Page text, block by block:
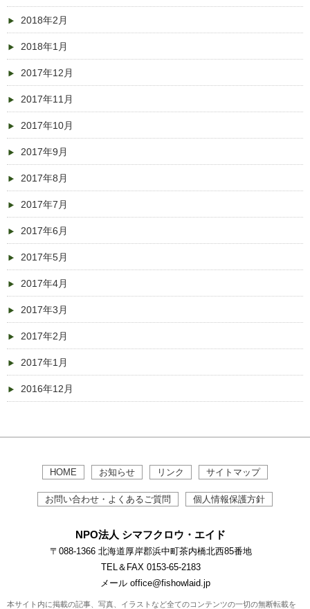
2018年2月
2018年1月
2017年12月
2017年11月
2017年10月
2017年9月
2017年8月
2017年7月
2017年6月
2017年5月
2017年4月
2017年3月
2017年2月
2017年1月
2016年12月
HOME お知らせ リンク サイトマップ
お問い合わせ・よくあるご質問 個人情報保護方針
NPO法人 シマフクロウ・エイド
〒088-1366 北海道厚岸郡浜中町茶内橋北西85番地
TEL＆FAX 0153-65-2183
メール office@fishowlaid.jp
本サイト内に掲載の記事、写真、イラストなど全てのコンテンツの一切の無断転載を